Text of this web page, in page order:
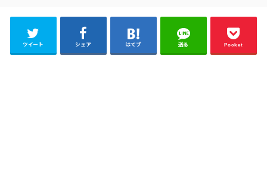
ツイート シェア はてブ 送る Pocket